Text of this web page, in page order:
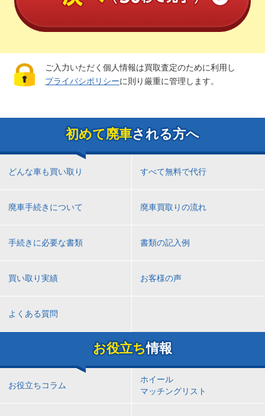
ご入力いただく個人情報は買取査定のために利用し
プライバシポリシーに則り厳重に管理します。
初めて廃車される方へ
どんな車も買い取り すべて無料で代行
廃車手続きについて 廃車買取りの流れ
手続きに必要な書類 書類の記入例
買い取り実績 お客様の声
よくある質問
お役立ち情報
お役立ちコラム
ホイール
マッチングリスト